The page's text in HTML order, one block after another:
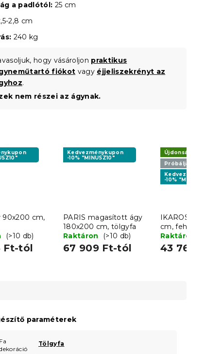
a padlótól: 25 cm
2,8 cm
240 kg
hogy vásároljon praktikus
fiókot vagy éjjeliszekrényt az
.
nem részei az ágynak.
90x200 cm,
(>10 db)
Ft-tól
Kedvezménykupon
-10% "MINUSZ10"
PARIS magasított ágy
180x200 cm, tölgyfa
Raktáron
(>10 db)
67 909 Ft-tól
Újdonság
Próbálja ki
-10%
IKAROS
cm, fehér/
Raktáron
43 769
paraméterek
Fa
Tölgyfa